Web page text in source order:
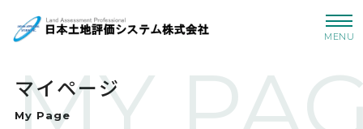
MENU
MY
マイページ
My Page